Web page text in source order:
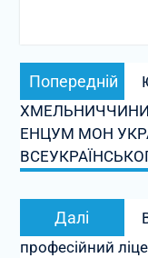
Навігація
записів
Попередній
ЕНЦУМ МОН
Далі
професійний